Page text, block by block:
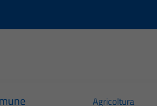
Agricoltura